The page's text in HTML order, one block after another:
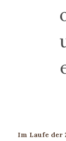
Im Laufe der